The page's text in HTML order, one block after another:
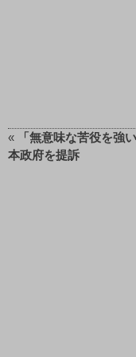
«
「無意味な苦役を強
本政府を提訴